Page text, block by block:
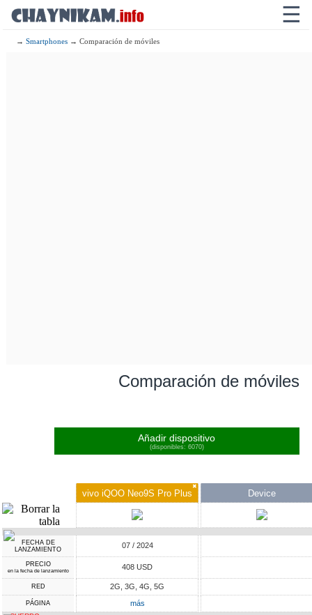
☰
→Smartphones → Comparación de móviles
Comparación de móviles
Añadir dispositivo
(disponibles: 6070)
✖
vivo iQOO Neo9S Pro Plus Device
FECHA DE
LANZAMIENTO
07 / 2024
PRECIO
en la fecha de lanzamiento 408 USD
RED 2G, 3G, 4G, 5G
PÁGINA más